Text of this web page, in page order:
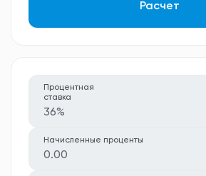
Расчет
Процентная
ставка
36%
Начисленные проценты
0.00